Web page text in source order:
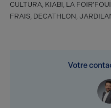
CULTURA, KIABI, LA
FRAIS, DECATHLON,
Votre